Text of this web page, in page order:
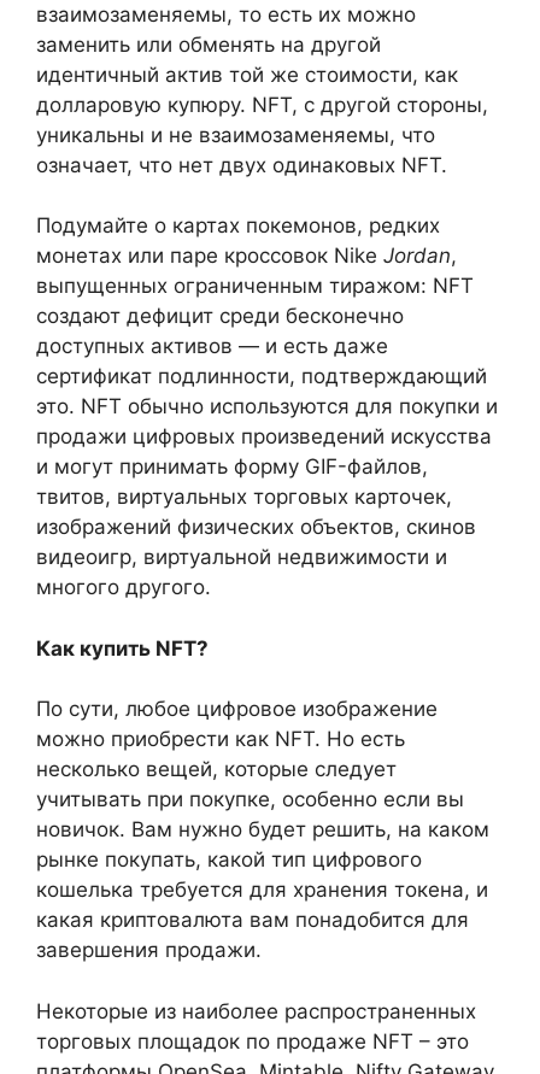
взаимозаменяемы, то есть их можно
заменить или обменять на другой
идентичный актив той же стоимости, как
долларовую купюру. NFT, с другой стороны,
уникальны и не взаимозаменяемы, что
означает, что нет двух одинаковых NFT.
Подумайте о картах покемонов, редких
монетах или паре кроссовок Nike Jordan,
выпущенных ограниченным тиражом: NFT
создают дефицит среди бесконечно
доступных активов — и есть даже
сертификат подлинности, подтверждающий
это. NFT обычно используются для покупки и
продажи цифровых произведений искусства
и могут принимать форму GIF-файлов,
твитов, виртуальных торговых карточек,
изображений физических объектов, скинов
видеоигр, виртуальной недвижимости и
многого другого.
Как купить NFT?
По сути, любое цифровое изображение
можно приобрести как NFT. Но есть
несколько вещей, которые следует
учитывать при покупке, особенно если вы
новичок. Вам нужно будет решить, на каком
рынке покупать, какой тип цифрового
кошелька требуется для хранения токена, и
какая криптовалюта вам понадобится для
завершения продажи.
Некоторые из наиболее распространенных
торговых площадок по продаже NFT – это